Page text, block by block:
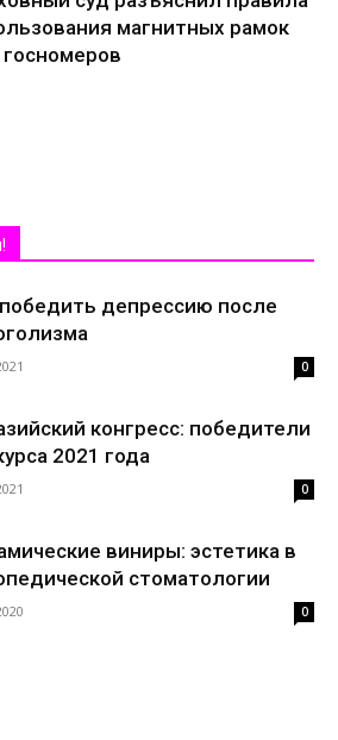
магнитных рамок
депрессию после
0
конгресс: победители
2021 года
0
виниры: эстетика в
стоматологии
0